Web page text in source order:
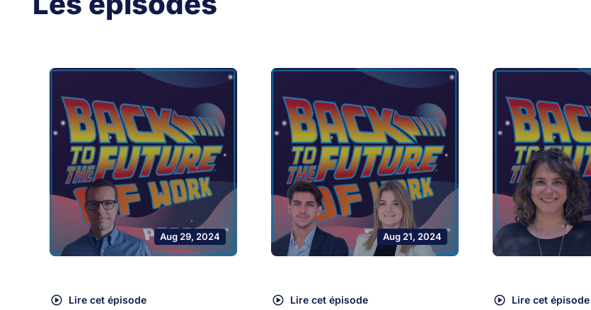
Aug 29, 2024
Lire cet épisode
Aug 21, 2024
Lire cet épisode Lire cet épisode